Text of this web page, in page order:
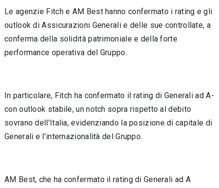
Le agenzie Fitch e AM Best hanno confermato i rating e gli
outlook di Assicurazioni Generali e delle sue controllate, a
conferma della solidità patrimoniale e della forte
performance operativa del Gruppo.
In particolare, Fitch ha confermato il rating di Generali ad A-
con outlook stabile, un notch sopra rispetto al debito
sovrano dell’Italia, evidenziando la posizione di capitale di
Generali e l’internazionalità del Gruppo.
AM Best, che ha confermato il rating di Generali ad A